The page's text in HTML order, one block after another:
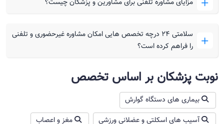
مزایای مشاوره تلفنی برای مشاورین و پزشکان چیست؟
سلامتی ۲۴ درچه تخصص هایی امکان مشاوره غیرحضوری و تلفنی
را فراهم کرده است؟
نوبت پزشکان بر اساس تخصص
بیماری های دستگاه گوارش
آسیب های اسکلتی و عضلانی ورزشی
مغز و اعصاب